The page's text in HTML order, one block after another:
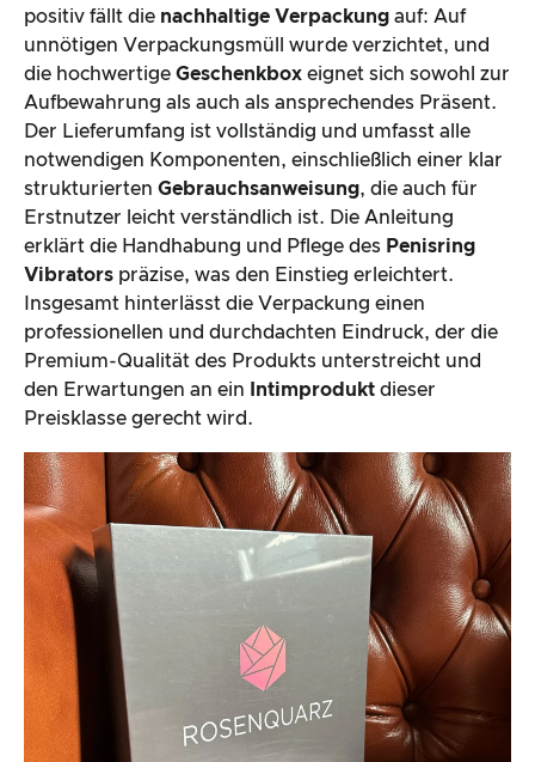
positiv fällt die nachhaltige Verpackung auf: Auf
unnötigen Verpackungsmüll wurde verzichtet, und
die hochwertige Geschenkbox eignet sich sowohl zur
Aufbewahrung als auch als ansprechendes Präsent.
Der Lieferumfang ist vollständig und umfasst alle
notwendigen Komponenten, einschließlich einer klar
strukturierten Gebrauchsanweisung, die auch für
Erstnutzer leicht verständlich ist. Die Anleitung
erklärt die Handhabung und Pflege des Penisring
Vibrators präzise, was den Einstieg erleichtert.
Insgesamt hinterlässt die Verpackung einen
professionellen und durchdachten Eindruck, der die
Premium-Qualität des Produkts unterstreicht und
den Erwartungen an ein
Intimprodukt dieser
Preisklasse gerecht wird.